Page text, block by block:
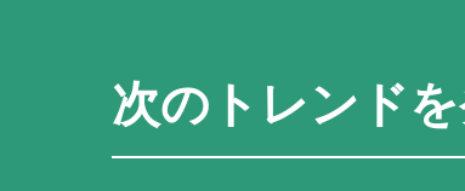
次のトレンド